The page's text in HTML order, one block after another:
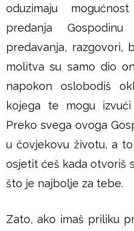
oduzimaju
predanja
predavanja, razgovori,
molitva su samo dio
napokon oslobodiš
kojega te mogu
Preko svega ovoga
u čovjekovu životu, a
osjetit ćeš kada otvoriš
što je najbolje za tebe.
Zato, ako imaš priliku